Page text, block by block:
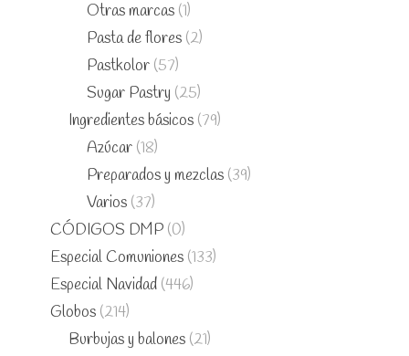
Otras marcas (1)
Pasta de flores (2)
Pastkolor (57)
Sugar Pastry (25)
Ingredientes básicos (79)
Azúcar (18)
Preparados y mezclas (39)
Varios (37)
CÓDIGOS DMP (0)
Especial Comuniones (133)
Especial Navidad (446)
Globos (214)
Burbujas y balones (21)